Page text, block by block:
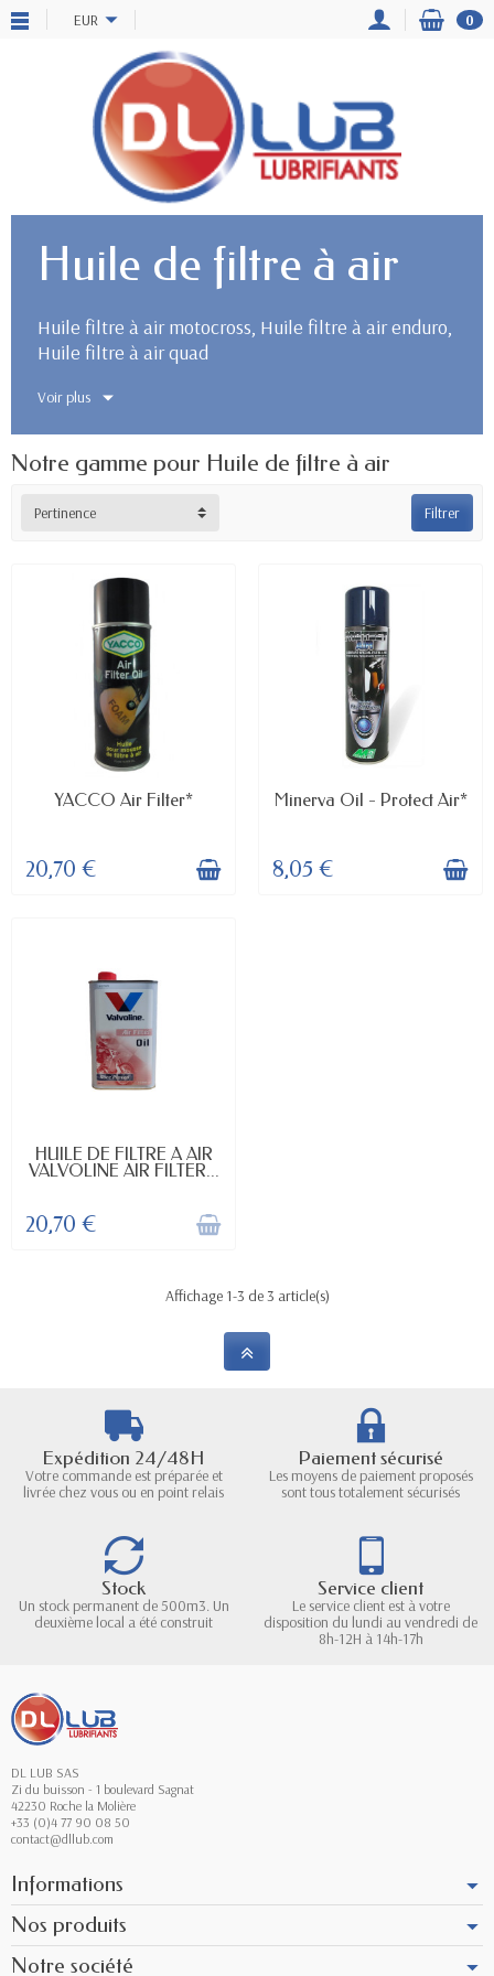
EUR 0
Huile de filtre à air
Huile filtre à air motocross, Huile filtre à air enduro,
Huile filtre à air quad
Voir plus
Notre gamme pour Huile de filtre à air
Filtrer
Pertinence
EN STOCK
YACCO Air Filter*
20,70 €
EN STOCK
Minerva Oil - Protect Air*
8,05 €
RUPTURE DE STOCK
HUILE DE FILTRE A AIR
VALVOLINE AIR FILTER...
20,70 €
Affichage 1-3 de 3 article(s)
Expédition 24/48H
Votre commande est préparée et
livrée chez vous ou en point relais
Paiement sécurisé
Les moyens de paiement proposés
sont tous totalement sécurisés
Stock
Un stock permanent de 500m3. Un
deuxième local a été construit
Service client
Le service client est à votre
disposition du lundi au vendredi de
8h-12H à 14h-17h
DL LUB SAS
Zi du buisson - 1 boulevard Sagnat
42230 Roche la Molière
+33 (0)4 77 90 08 50
contact@dllub.com
Informations
Nos produits
Notre société